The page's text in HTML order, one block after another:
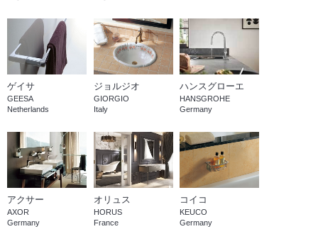
ゲイサ
GEESA
Netherlands
ジョルジオ
GIORGIO
Italy
ハンスグローエ
HANSGROHE
Germany
アクサー
AXOR
Germany
オリュス
HORUS
France
コイコ
KEUCO
Germany